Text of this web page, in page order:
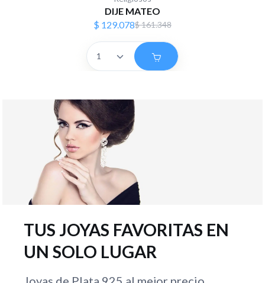
DIJE MATEO
$ 129.078$ 161.348
TUS JOYAS FAVORITAS EN
UN SOLO LUGAR